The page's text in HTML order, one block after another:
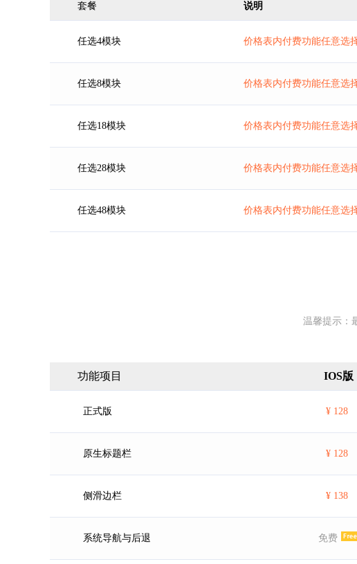
套餐 说明
任选4模块 价格表内付费功能任意选
任选8模块 价格表内付费功能任意选
任选18模块 价格表内付费功能任意选
任选28模块 价格表内付费功能任意选
任选48模块 价格表内付费功能任意选
温馨提示：
功能项目 IOS版
正式版 ¥ 128
原生标题栏 ¥ 128
侧滑边栏 ¥ 138
系统导航与后退 免费